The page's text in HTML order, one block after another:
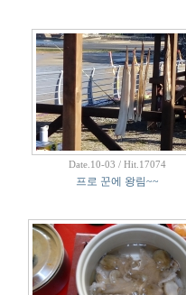
Date.10-03 / Hit.17074
프로 꾼에 왕림~~